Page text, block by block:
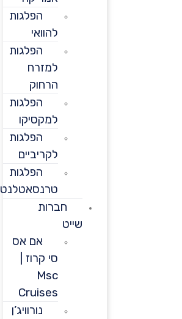
הפלגות
הפלגות
למזרח
הרחוק
הפלגות
למקסיקו
הפלגות
לקריביים
הפלגות
טרנסאטלנטיות
חברות
אם אס
סי קרוז |
Cruises
נורוויג’ן